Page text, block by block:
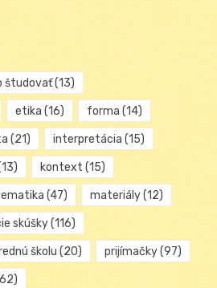
študovať(13)
etika (16) forma (14)
(21) interpretácia (15)
kontext (15)
(47) materiály(12)
skúšky(116)
školu (20) prijímačky(97)